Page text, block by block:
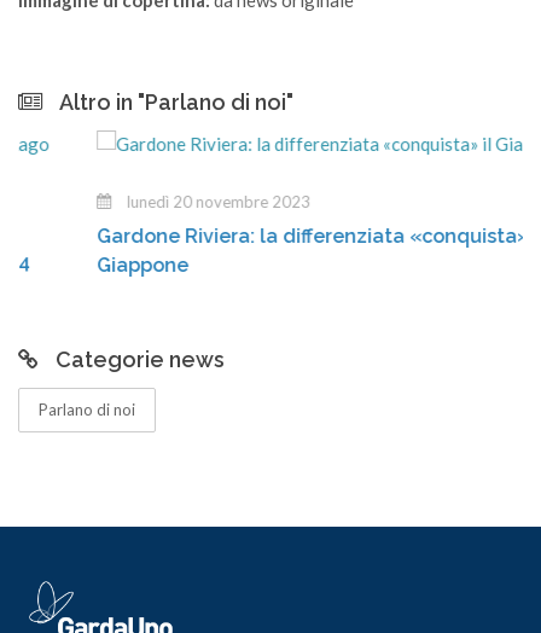
Altro in "Parlano di noi"
lunedì 20 novembre 2023
Gardone Riviera: la differenziata «conquista» il
Giappone
Categorie news
Parlano di noi